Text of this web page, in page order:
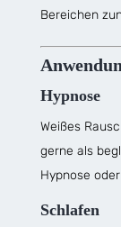
Bereichen
Hypnose
Weißes
gerne als
Hypnose
Schlafen